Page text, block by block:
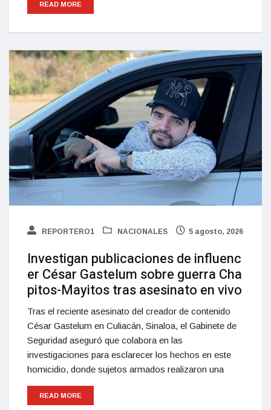
READ MORE
REPORTERO1 NACIONALES 5 agosto, 2026
Investigan publicaciones de influenc
er César Gastelum sobre guerra Cha
pitos-Mayitos tras asesinato en vivo
Tras el reciente asesinato del creador de contenido
César Gastelum en Culiacán, Sinaloa, el Gabinete de
Seguridad aseguró que colabora en las
investigaciones para esclarecer los hechos en este
homicidio, donde sujetos armados realizaron una
READ MORE